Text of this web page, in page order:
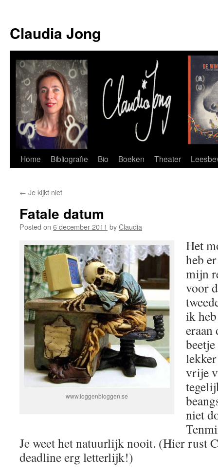
content
Claudia Jong
Home Bibliografie Bio Boeken Theater
← Je kijkt niet
Fatale datum
Posted on 6 december 2011 byClaudia
www.loggenbloggen.se
Het
heb
mijn
voor
ik
eraan
vrije
niet
Je weet het natuurlijk nooit. (Hier rust
deadline erg letterlijk!)